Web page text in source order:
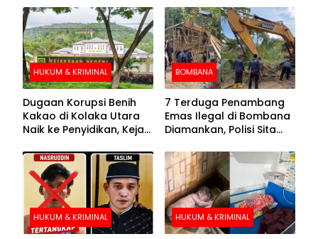
HUKUM & KRIMINAL
Dugaan Korupsi Benih
Kakao di Kolaka Utara
Naik ke Penyidikan, Kejari
BOMBANA
7 Terduga Penambang
Emas Ilegal di Bombana
Diamankan, Polisi Sita
Crusher
HUKUM & KRIMINAL HUKUM & KRIMINAL